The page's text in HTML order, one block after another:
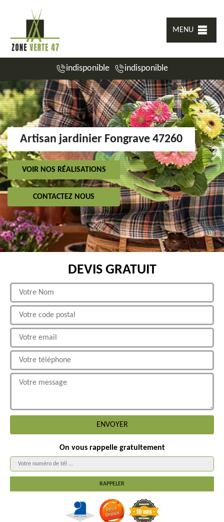
MENU
indisponible indisponible
Artisan jardinier Fongrave 47260
VOIR NOS RÉALISATIONS
CONTACTEZ NOUS
DEVIS GRATUIT
On vous rappelle gratuitement